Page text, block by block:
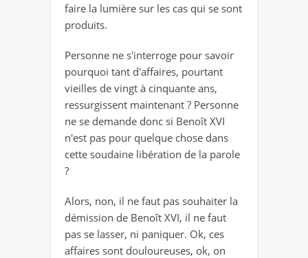
faire la lumière sur les cas qui se sont
produits.
Personne ne s'interroge pour savoir
pourquoi tant d'affaires, pourtant
vieilles de vingt à cinquante ans,
ressurgissent maintenant ? Personne
ne se demande donc si Benoît XVI
n'est pas pour quelque chose dans
cette soudaine libération de la parole
?
Alors, non, il ne faut pas souhaiter la
démission de Benoît XVI, il ne faut
pas se lasser, ni paniquer. Ok, ces
affaires sont douloureuses, ok, on